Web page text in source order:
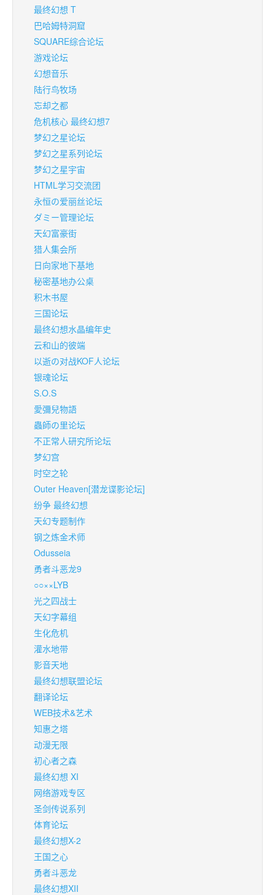
最终幻想 T
巴哈姆特洞窟
SQUARE综合论坛
游戏论坛
幻想音乐
陆行鸟牧场
忘却之都
危机核心 最终幻想7
梦幻之星论坛
梦幻之星系列论坛
梦幻之星宇宙
HTML学习交流团
永恒の爱丽丝论坛
ダミー管理论坛
天幻富豪街
猎人集会所
日向家地下基地
秘密基地办公桌
积木书屋
三国论坛
最终幻想水晶编年史
云和山的彼端
以逝の对战KOF人论坛
银魂论坛
S.O.S
愛彌兒物語
蟲師の里论坛
不正常人研究所论坛
梦幻宫
时空之轮
Outer Heaven[潜龙谍影论坛]
纷争 最终幻想
天幻专题制作
钢之炼金术师
Odusseia
勇者斗恶龙9
○○××LYB
光之四战士
天幻字幕组
生化危机
灌水地带
影音天地
最终幻想联盟论坛
翻译论坛
WEB技术&艺术
知惠之塔
动漫无限
初心者之森
最终幻想 XI
网络游戏专区
圣剑传说系列
体育论坛
最终幻想X-2
王国之心
勇者斗恶龙
最终幻想XII